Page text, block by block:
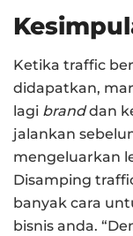
Ketika traffic
didapatkan,
lagi branddan
jalankan
mengeluarkan
Disamping
banyak cara
bisnis anda.